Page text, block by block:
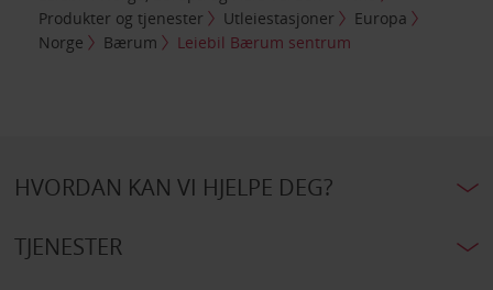
Produkter og tjenester
Utleiestasjoner
Europa
Norge
Bærum Leiebil Bærum sentrum
HVORDAN KAN VI HJELPE DEG?
TJENESTER